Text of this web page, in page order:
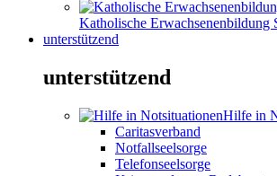
Katholische Erwachsenenbildung
unterstützend
unterstützend
Hilfe in
Caritasverband
Notfallseelsorge
Telefonseelsorge